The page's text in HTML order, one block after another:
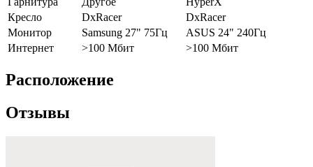
Кресло
DxRacer
DxRacer
Монитор
Samsung 27" 75Гц
ASUS 24" 240Гц
Интернет
>100 Мбит >100 Мбит
Расположение
Отзывы